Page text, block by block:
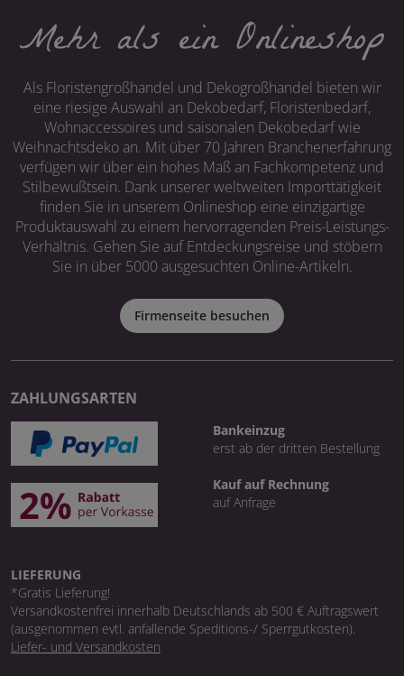
Mehr als ein Onlineshop
Als Floristengroßhandel und Dekogroßhandel bieten wir
eine riesige Auswahl an Dekobedarf, Floristenbedarf,
Wohnaccessoires und saisonalen Dekobedarf wie
Weihnachtsdeko an. Mit über 70 Jahren Branchenerfahrung
verfügen wir über ein hohes Maß an Fachkompetenz und
Stilbewußtsein. Dank unserer weltweiten Importtätigkeit
finden Sie in unserem Onlineshop eine einzigartige
Produktauswahl zu einem hervorragenden Preis-Leistungs-
Verhältnis. Gehen Sie auf Entdeckungsreise und stöbern
Sie in über 5000 ausgesuchten Online-Artikeln.
Firmenseite besuchen
ZAHLUNGSARTEN
Bankeinzug
erst ab der dritten Bestellung
Kauf auf Rechnung
auf Anfrage
LIEFERUNG
*Gratis Lieferung!
Versandkostenfrei innerhalb Deutschlands ab 500 € Auftragswert
(ausgenommen evtl. anfallende Speditions-/ Sperrgutkosten).
Liefer- und Versandkosten